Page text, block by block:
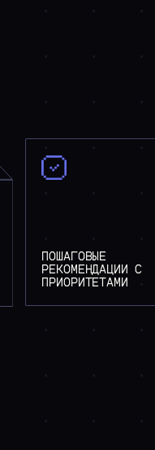
ПОШАГОВЫЕ
РЕКОМЕНДАЦИИ С
ПРИОРИТЕТАМИ